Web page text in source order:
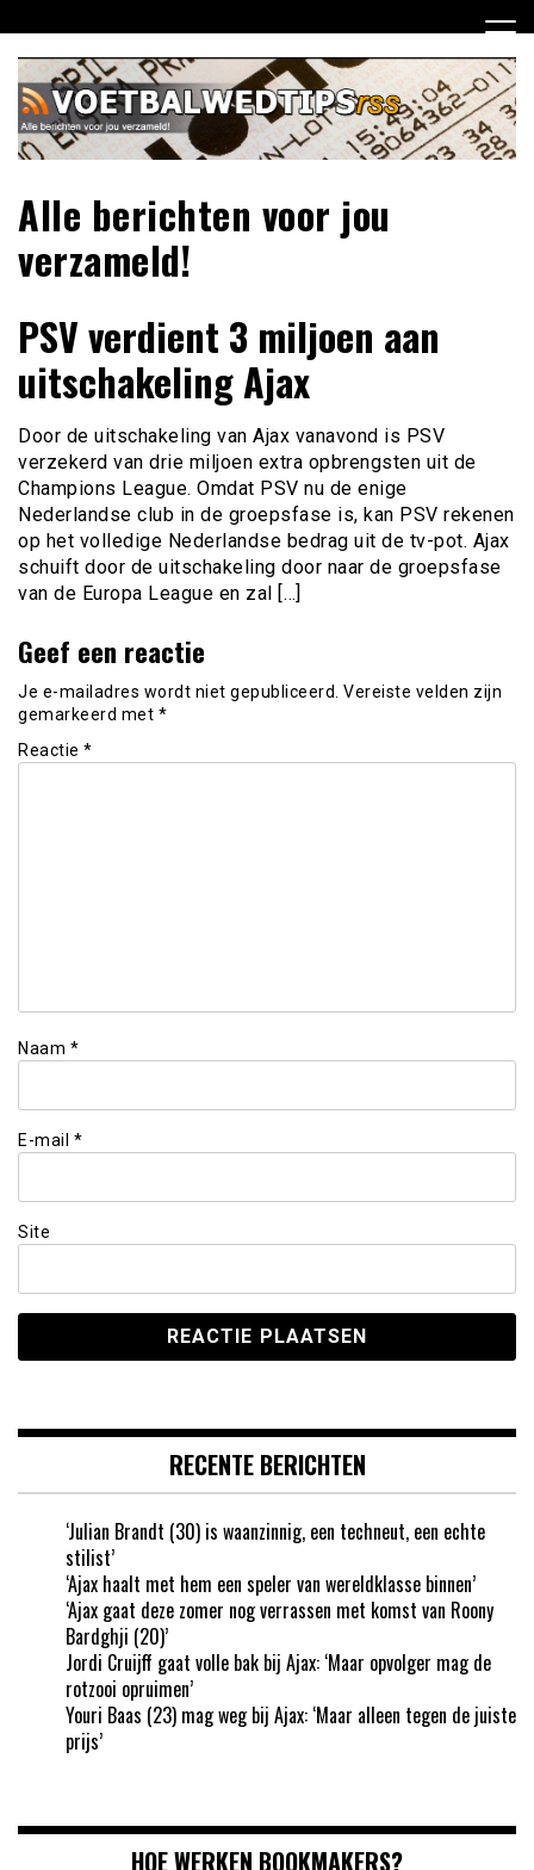
naar
inhoud
Alle berichten voor jou
verzameld!
PSV verdient 3 miljoen aan
uitschakeling Ajax
Door de uitschakeling van Ajax vanavond is PSV
verzekerd van drie miljoen extra opbrengsten uit de
Champions League. Omdat PSV nu de enige
Nederlandse club in de groepsfase is, kan PSV rekenen
op het volledige Nederlandse bedrag uit de tv-pot. Ajax
schuift door de uitschakeling door naar de groepsfase
van de Europa League en zal […]
Geef een reactie
Je e-mailadres wordt niet gepubliceerd. Vereiste velden zijn
gemarkeerd met *
Reactie *
Naam *
E-mail *
Site
RECENTE BERICHTEN
‘Julian Brandt (30) is waanzinnig, een techneut, een echte
stilist’
‘Ajax haalt met hem een speler van wereldklasse binnen’
‘Ajax gaat deze zomer nog verrassen met komst van Roony
Bardghji (20)’
Jordi Cruijff gaat volle bak bij Ajax: ‘Maar opvolger mag de
rotzooi opruimen’
Youri Baas (23) mag weg bij Ajax: ‘Maar alleen tegen de juiste
prijs’
HOE WERKEN BOOKMAKERS?